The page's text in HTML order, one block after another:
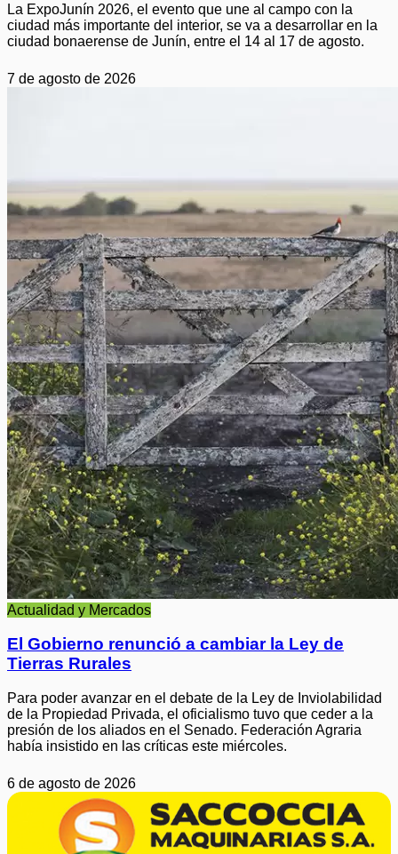
La ExpoJunín 2026, el evento que une al campo con la
ciudad más importante del interior, se va a desarrollar en la
ciudad bonaerense de Junín, entre el 14 al 17 de agosto.
7 de agosto de 2026
Actualidad y Mercados
El Gobierno renunció a cambiar la Ley de
Tierras Rurales
Para poder avanzar en el debate de la Ley de Inviolabilidad
de la Propiedad Privada, el oficialismo tuvo que ceder a la
presión de los aliados en el Senado. Federación Agraria
había insistido en las críticas este miércoles.
6 de agosto de 2026